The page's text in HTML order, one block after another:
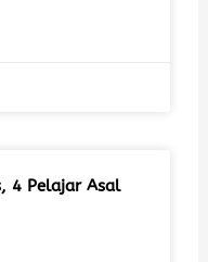
4 Pelajar Asal